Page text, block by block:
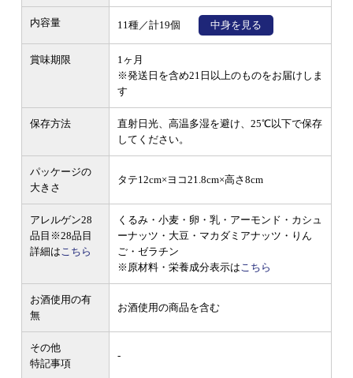
内容量 11種／計19個 中身を見る
賞味期限
1ヶ月
※発送日を含め21日以上のものをお届けしま
す
保存方法
直射日光、高温多湿を避け、25℃以下で保存
してください。
パッケージの
大きさ
タテ12cm×ヨコ21.8cm×高さ8cm
アレルゲン28
品目 ※28品目
詳細は こちら
くるみ・小麦・卵・乳・アーモンド・カシュ
ーナッツ・大豆・マカダミアナッツ・りん
ご・ゼラチン
※原材料・栄養成分表示は こちら
お酒使用の有
無
お酒使用の商品を含む
その他
特記事項
-